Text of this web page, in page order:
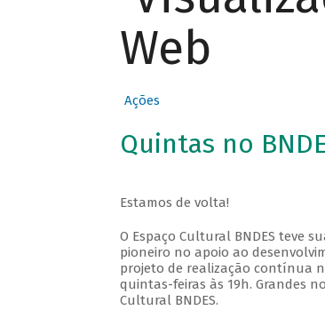
Web
Ações
Quintas no
Estamos de volta!
O Espaço Cultural BNDES teve
pioneiro no apoio ao
projeto de realização contínua
quintas-feiras às 19h. Grandes
Cultural BNDES.